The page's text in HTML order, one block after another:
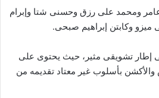
ومحمد على رزق وحسنى شتا وإبرام
وكابتن إبراهيم صبحى.
إطار تشويقى مثير، حيث يحتوى على
بأسلوب غير معتاد تقديمه من